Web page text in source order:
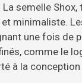
semelle
minimaliste.
une fois de
comme le
à la